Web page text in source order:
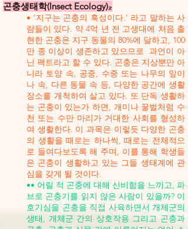
곤충생태학(Insect Ecology)₂
• ‘지구는 곤충의 혹성이다.’ 라고 말하는 사
람들이 있다. 약 4억 년 전 고생대에 처음 출
현한 곤충은 지구 동물의 80%에 달하고, 100
만 종 이상이 생존하고 있으므로 과언이 아
닌 팩트라고 할 수 있다. 곤충은 지상뿐만 아
니라 토양 속, 공중, 수중 또는 나무의 잎이
나 속, 다른 동물 속 등, 다양한 공간에 생활
장소를 개척하여 살고 있다. 또 단독 생활하
는 곤충이 있는가 하면, 개미나 꿀벌처럼 수
천 또는 수만 마리가 거대한 사회를 형성하
여 생활한다. 이 과목은 이렇듯 다양한 곤충
의 생활을 때로는 하나씩, 때로는 전체적으
로 들여다보도록 해 주며, 이를 통해 학생들
은 곤충이 생활하고 있는 그들 생태계에 관
심을 갖게 될 것이다.
•• 어릴 적 곤충에 대해 신비함을 느끼고, 파
브로 곤충기를 읽지 않은 사람이 있을까? 이
호기심을 곤충을 직접 사육하면서 개체군의
생태, 개체군 간의 상호작용 그리고 곤충과